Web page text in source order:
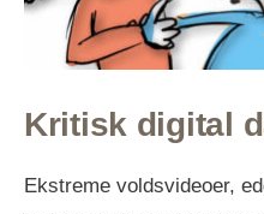
Kritisk digital
Ekstreme voldsvideoer,